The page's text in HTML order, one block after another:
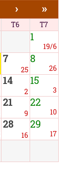
› »
T6 T7
1
19/6
7
25
8
26
14
2
15
3
21
9
22
10
28
16
29
17